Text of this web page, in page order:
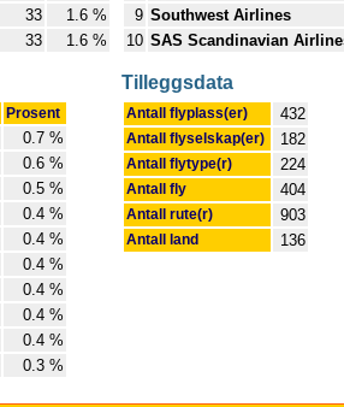
33
1.6 %
33 1.6 %
9 Southwest Airlines
10 SAS Scandinavian
Prosent
0.7 %
0.6 %
0.5 %
0.4 %
0.4 %
0.4 %
0.4 %
0.4 %
0.4 %
0.3 %
Tilleggsdata
Antall flyplass(er) 432
Antall flyselskap(er) 182
Antall flytype(r) 224
Antall fly 404
Antall rute(r) 903
Antall land 136